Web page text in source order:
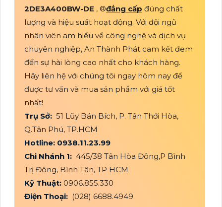
2DE3A400BW-DE , ®️đẳng cấp đúng chất
lượng và hiệu suất hoạt động. Với đội ngũ
nhân viên am hiểu về công nghệ và dịch vụ
chuyên nghiệp, An Thành Phát cam kết đem
đến sự hài lòng cao nhất cho khách hàng.
Hãy liên hệ với chúng tôi ngay hôm nay để
được tư vấn và mua sản phẩm với giá tốt
nhất!
Trụ Sở: 51 Lũy Bán Bích, P. Tân Thới Hòa,
Q.Tân Phú, TP.HCM
Hotline: 0938.11.23.99
Chi Nhánh 1: 445/38 Tân Hòa Đông,P Bình
Trị Đông, Bình Tân, TP HCM
Kỹ Thuật: 0906.855.330
Điện Thoại: (028) 6688.4949